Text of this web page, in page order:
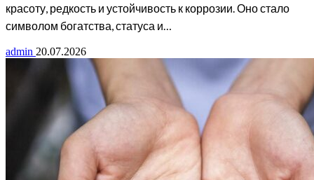
красоту, редкость и устойчивость к коррозии. Оно стало
символом богатства, статуса и…
admin 20.07.2026